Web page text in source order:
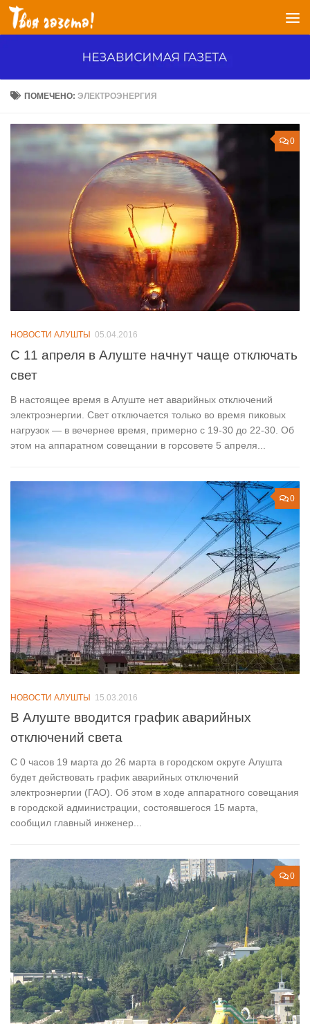
Перейти к содержимому
ПОМЕЧЕНО:ЭЛЕКТРОЭНЕРГИЯ
0
НОВОСТИ АЛУШТЫ 05.04.2016
С 11 апреля в Алуште начнут чаще отключать
свет
В настоящее время в Алуште нет аварийных отключений
электроэнергии. Свет отключается только во время пиковых
нагрузок — в вечернее время, примерно с 19-30 до 22-30. Об
этом на аппаратном совещании в горсовете 5 апреля...
0
НОВОСТИ АЛУШТЫ 15.03.2016
В Алуште вводится график аварийных
отключений света
С 0 часов 19 марта до 26 марта в городском округе Алушта
будет действовать график аварийных отключений
электроэнергии (ГАО). Об этом в ходе аппаратного совещания
в городской администрации, состоявшегося 15 марта,
сообщил главный инженер...
0